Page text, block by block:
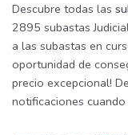
Descubre todas las
2895 subastas
a las subastas en
oportunidad de
precio excepcional!
notificaciones